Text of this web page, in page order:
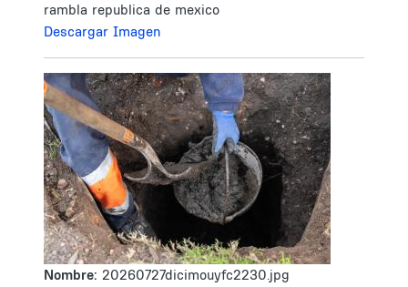
rambla republica de mexico
Descargar Imagen
Nombre: 20260727dicimouyfc2230.jpg